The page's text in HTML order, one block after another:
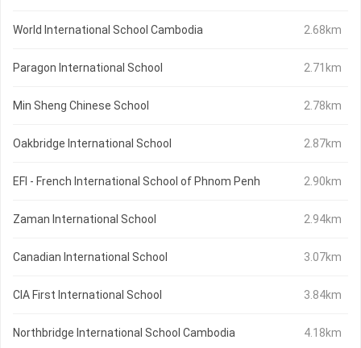
World International School Cambodia 2.68km
Paragon International School 2.71km
Min Sheng Chinese School 2.78km
Oakbridge International School 2.87km
EFI - French International School of Phnom Penh 2.90km
Zaman International School 2.94km
Canadian International School 3.07km
CIA First International School 3.84km
Northbridge International School Cambodia 4.18km